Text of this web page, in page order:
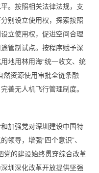
。按照相关法律法规，支
别设立使用权，探索按照
立使用权，促进空间合理
管制试点。按程序赋予深
地用林用海“统一收文、统
然资源使用审批全链条融
善无人机飞行管理制度。
加强党对深圳建设中国特
领导，增强“四个意识”、
党的建设始终贯穿综合改革
圳深化改革开放提供坚强